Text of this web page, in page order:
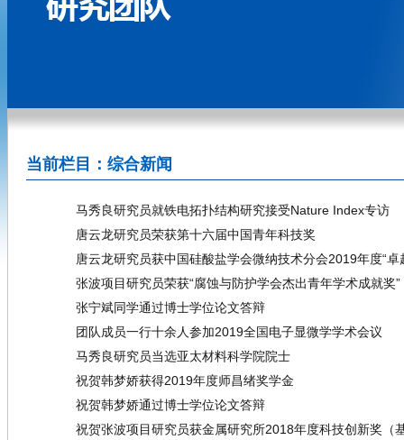
当前栏目：综合新闻
马秀良研究员就铁电拓扑结构研究接受Nature Index专访
唐云龙研究员荣获第十六届中国青年科技奖
唐云龙研究员获中国硅酸盐学会微纳技术分会2019年度“卓
张波项目研究员荣获“腐蚀与防护学会杰出青年学术成就奖”
张宁斌同学通过博士学位论文答辩
团队成员一行十余人参加2019全国电子显微学学术会议
马秀良研究员当选亚太材料科学院院士
祝贺韩梦娇获得2019年度师昌绪奖学金
祝贺韩梦娇通过博士学位论文答辩
祝贺张波项目研究员获金属研究所2018年度科技创新奖（